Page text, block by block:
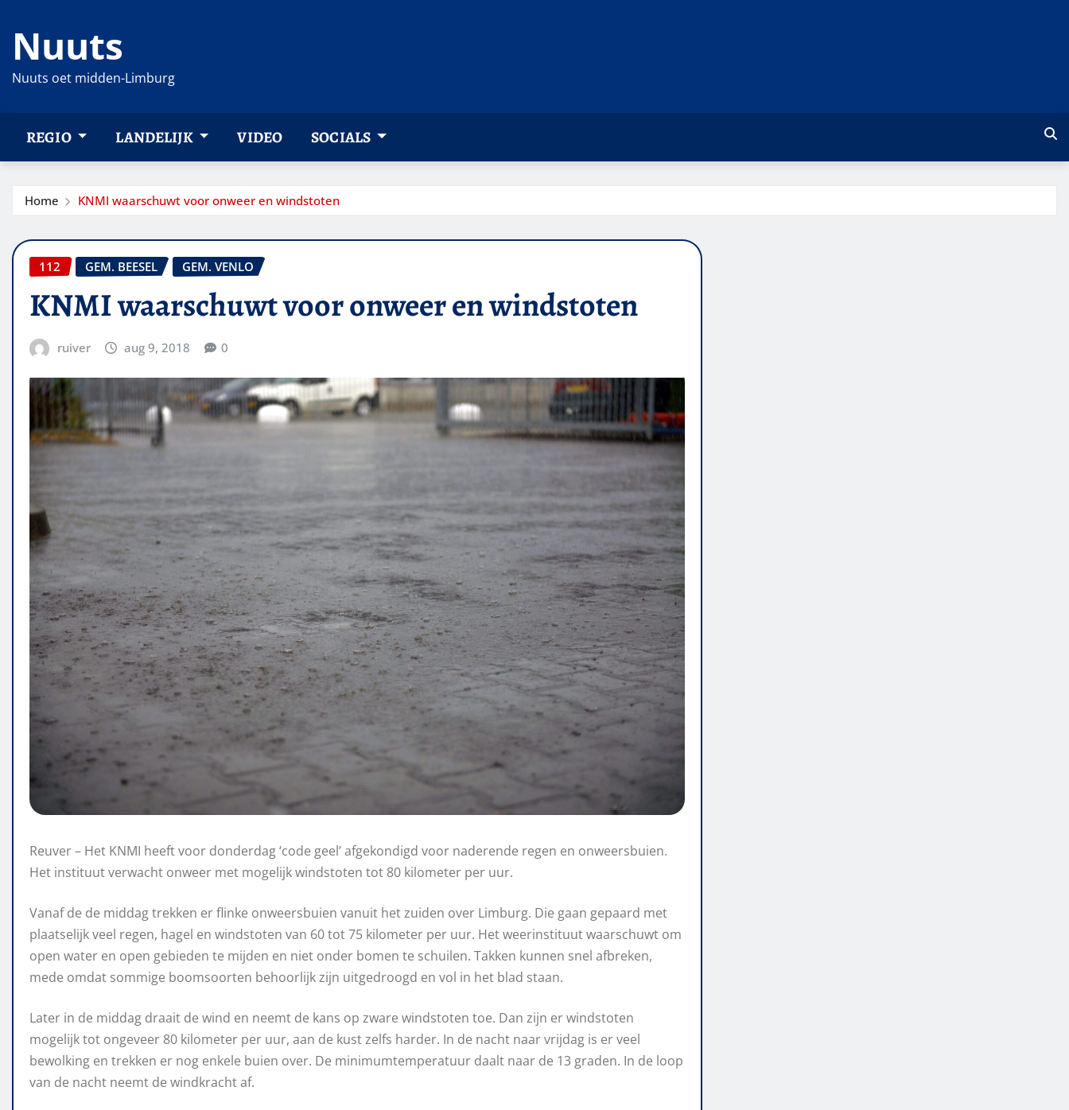
naar
inhoud
Nuuts
Nuuts oet midden-Limburg
REGIO LANDELIJK VIDEO SOCIALS
Home KNMI waarschuwt voor onweer en windstoten
112 GEM. BEESEL GEM. VENLO
KNMI waarschuwt voor onweer en windstoten
ruiver aug 9, 2018 0
Reuver – Het KNMI heeft voor donderdag ‘code geel’ afgekondigd voor naderende regen en onweersbuien.
Het instituut verwacht onweer met mogelijk windstoten tot 80 kilometer per uur.
Vanaf de de middag trekken er flinke onweersbuien vanuit het zuiden over Limburg. Die gaan gepaard met
plaatselijk veel regen, hagel en windstoten van 60 tot 75 kilometer per uur. Het weerinstituut waarschuwt om
open water en open gebieden te mijden en niet onder bomen te schuilen. Takken kunnen snel afbreken,
mede omdat sommige boomsoorten behoorlijk zijn uitgedroogd en vol in het blad staan.
Later in de middag draait de wind en neemt de kans op zware windstoten toe. Dan zijn er windstoten
mogelijk tot ongeveer 80 kilometer per uur, aan de kust zelfs harder. In de nacht naar vrijdag is er veel
bewolking en trekken er nog enkele buien over. De minimumtemperatuur daalt naar de 13 graden. In de loop
van de nacht neemt de windkracht af.